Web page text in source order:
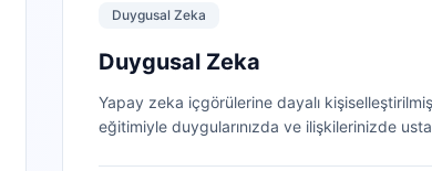
Duygusal Zeka
Duygusal Zeka
Yapay zeka içgörülerine dayalı
eğitimiyle duygularınızda ve ilişkilerinizde